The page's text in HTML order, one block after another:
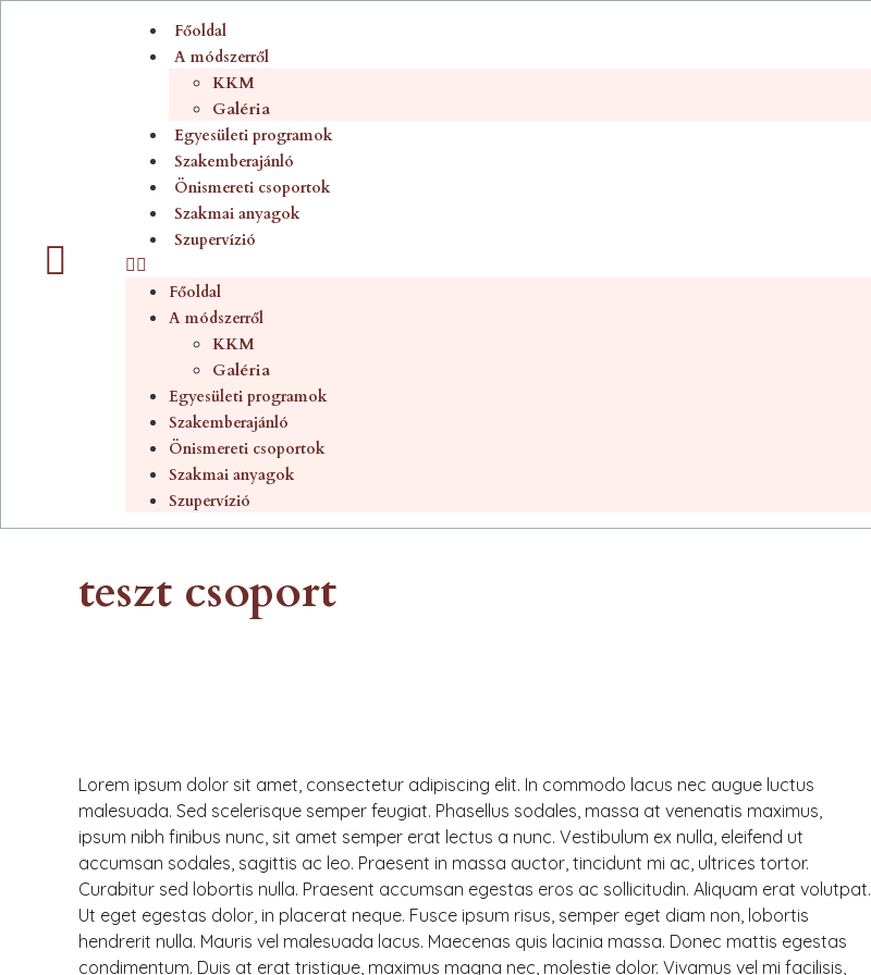
Főoldal
A módszerről
KKM
Galéria
Egyesületi programok
Szakemberajánló
Önismereti csoportok
Szakmai anyagok
Szupervízió
Főoldal
A módszerről
KKM
Galéria
Egyesületi programok
Szakemberajánló
Önismereti csoportok
Szakmai anyagok
Szupervízió
teszt csoport
Lorem ipsum dolor sit amet, consectetur adipiscing elit. In commodo lacus nec augue luctus
malesuada. Sed scelerisque semper feugiat. Phasellus sodales, massa at venenatis maximus,
ipsum nibh finibus nunc, sit amet semper erat lectus a nunc. Vestibulum ex nulla, eleifend ut
accumsan sodales, sagittis ac leo. Praesent in massa auctor, tincidunt mi ac, ultrices tortor.
Curabitur sed lobortis nulla. Praesent accumsan egestas eros ac sollicitudin. Aliquam erat volutpat.
Ut eget egestas dolor, in placerat neque. Fusce ipsum risus, semper eget diam non, lobortis
hendrerit nulla. Mauris vel malesuada lacus. Maecenas quis lacinia massa. Donec mattis egestas
condimentum. Duis at erat tristique, maximus magna nec, molestie dolor. Vivamus vel mi facilisis,